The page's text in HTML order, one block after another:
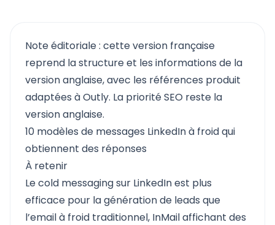
Note éditoriale : cette version française
reprend la structure et les informations de la
version anglaise, avec les références produit
adaptées à Outly. La priorité SEO reste la
version anglaise.
10 modèles de messages LinkedIn à froid qui
obtiennent des réponses
À retenir
Le cold messaging sur LinkedIn est plus
efficace pour la génération de leads que
l’email à froid traditionnel, InMail affichant des